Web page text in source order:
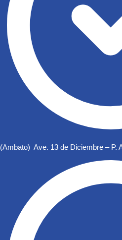
(Ambato) Ave. 13 de Diciembre – P.